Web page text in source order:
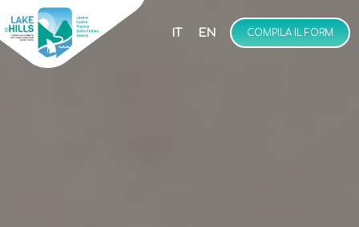
IT EN COMPILA IL FORM